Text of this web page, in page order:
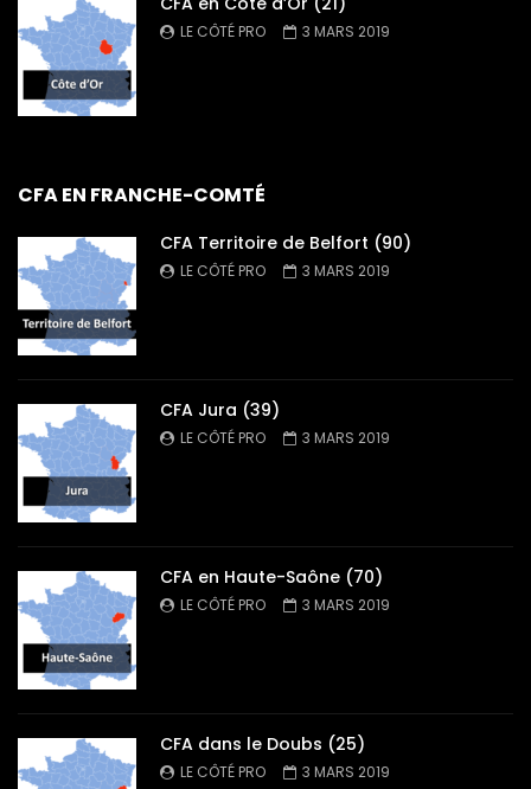
LE CÔTÉ PRO 3 MARS 2019
CFA EN FRANCHE-COMTÉ
CFA Territoire de Belfort (90)
LE CÔTÉ PRO 3 MARS 2019
CFA Jura (39)
LE CÔTÉ PRO 3 MARS 2019
CFA en Haute-Saône (70)
LE CÔTÉ PRO 3 MARS 2019
CFA dans le Doubs (25)
LE CÔTÉ PRO 3 MARS 2019